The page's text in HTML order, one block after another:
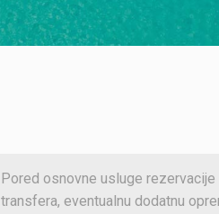
Pored osnovne usluge
transfera, eventualnu dodatnu